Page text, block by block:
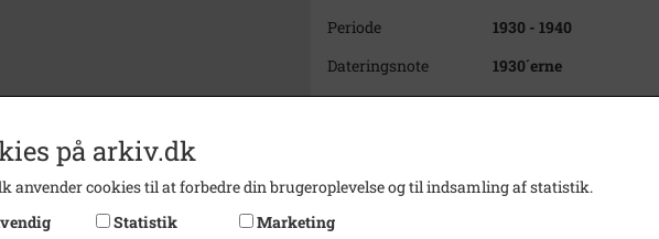
Periode
1930 - 1940
Dateringsnote
1930´erne
Fotograf
Ukendt
Svinninge
Kontakt arkivet
på arkiv.dk
anvender cookies til at forbedre din brugeroplevelse og til indsamling af statistik.
Statistik Marketing